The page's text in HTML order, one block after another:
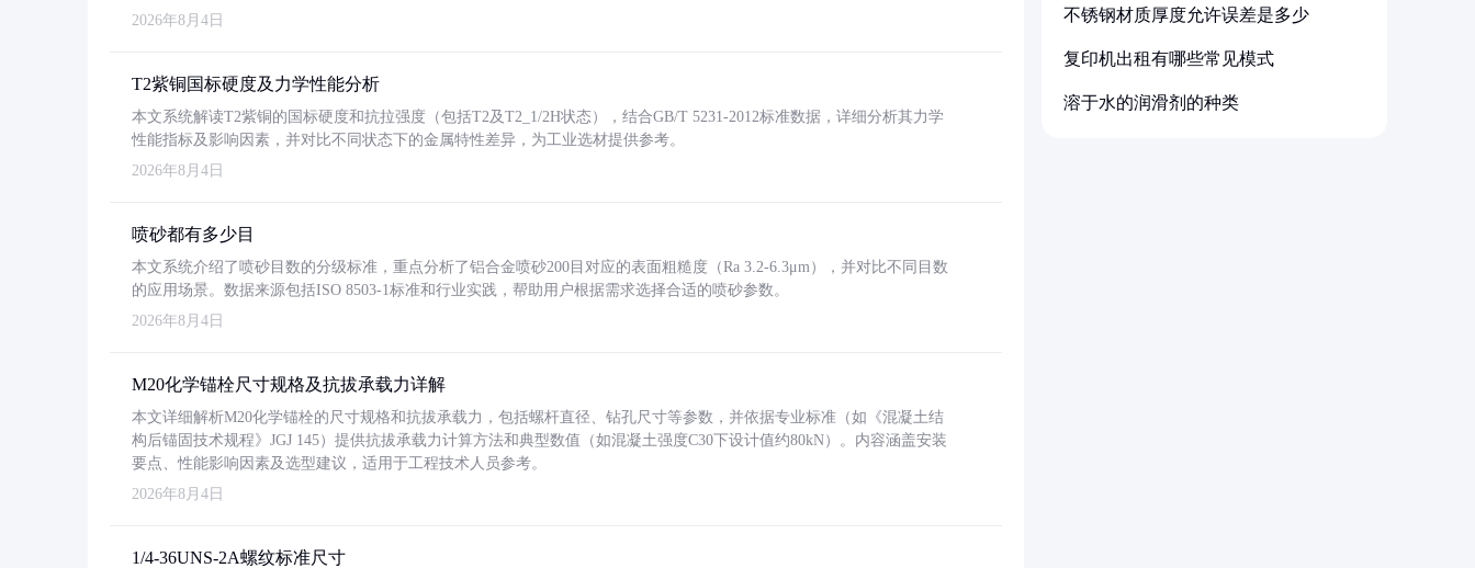
2026年8月4日
T2紫铜国标硬度及力学性能分析
本文系统解读T2紫铜的国标硬度和抗拉强度（包括T2及T2_1/2H状态），结合GB/T 5231-2012标准数据，详细分析其力学
性能指标及影响因素，并对比不同状态下的金属特性差异，为工业选材提供参考。
2026年8月4日
喷砂都有多少目
本文系统介绍了喷砂目数的分级标准，重点分析了铝合金喷砂200目对应的表面粗糙度（Ra 3.2-6.3μm），并对比不同目数
的应用场景。数据来源包括ISO 8503-1标准和行业实践，帮助用户根据需求选择合适的喷砂参数。
2026年8月4日
M20化学锚栓尺寸规格及抗拔承载力详解
本文详细解析M20化学锚栓的尺寸规格和抗拔承载力，包括螺杆直径、钻孔尺寸等参数，并依据专业标准（如《混凝土结
构后锚固技术规程》JGJ 145）提供抗拔承载力计算方法和典型数值（如混凝土强度C30下设计值约80kN）。内容涵盖安装
要点、性能影响因素及选型建议，适用于工程技术人员参考。
2026年8月4日
1/4-36UNS-2A螺纹标准尺寸
不锈钢材质厚度允许误差是多少
复印机出租有哪些常见模式
溶于水的润滑剂的种类